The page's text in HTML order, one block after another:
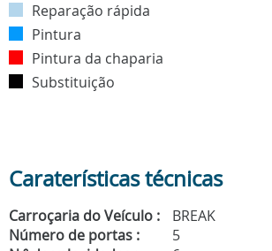
Reparação rápida
Pintura
Pintura da chaparia
Substituição
Caraterísticas técnicas
Carroçaria do Veículo :
BREAK
Número de portas :
5